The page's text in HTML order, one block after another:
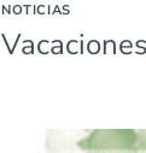
NOTICIAS